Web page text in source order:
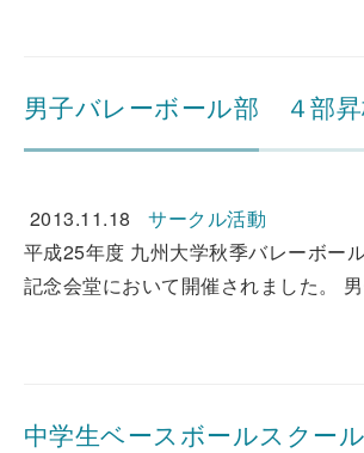
男子バレーボール部 ４部
2013.11.18
サークル活動
平成25年度 九州大学秋季バレーボー
記念会堂において開催されました。
中学生ベースボールスクー